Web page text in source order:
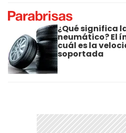
¿Qué significa
neumático? El
cuál es la
soportada